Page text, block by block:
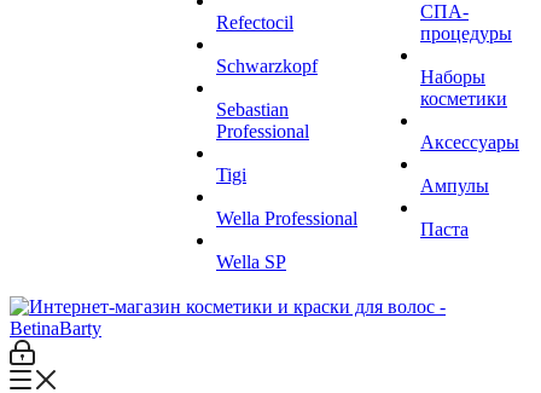
Refectocil
Schwarzkopf
Sebastian
Professional
Tigi
Wella Professional
Wella SP
СПА-
процедуры
Наборы
косметики
Аксессуары
Ампулы
Паста